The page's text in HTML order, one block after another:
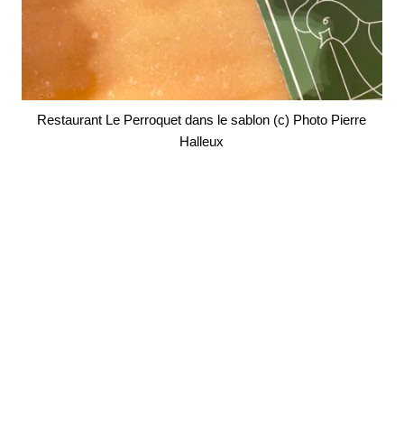
Restaurant Le Perroquet dans le sablon (c) Photo Pierre
Halleux